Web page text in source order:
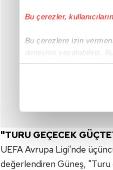
Bu çerezler,
Bu çerezlere izin
deneyimi yaşatabiliriz.
içerikleri sunabilmek
Her halükârda,
çerezler vasıtasıyla
amacıyla
reklam/pazarlama
"TURU GEÇECEK
UEFA Avrupa Ligi'nde
değerlendiren Güneş,